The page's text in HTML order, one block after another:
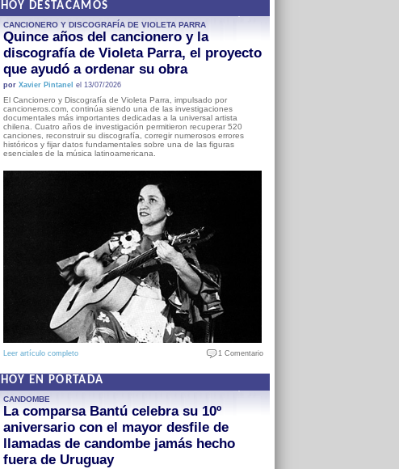
HOY DESTACAMOS
CANCIONERO Y DISCOGRAFÍA DE VIOLETA PARRA
Quince años del cancionero y la
discografía de Violeta Parra, el proyecto
que ayudó a ordenar su obra
por Xavier Pintanel el 13/07/2026
El Cancionero y Discografía de Violeta Parra, impulsado por
cancioneros.com, continúa siendo una de las investigaciones
documentales más importantes dedicadas a la universal artista
chilena. Cuatro años de investigación permitieron recuperar 520
canciones, reconstruir su discografía, corregir numerosos errores
históricos y fijar datos fundamentales sobre una de las figuras
esenciales de la música latinoamericana.
Leer artículo completo 1 Comentario
HOY EN PORTADA
CANDOMBE
La comparsa Bantú celebra su 10º
aniversario con el mayor desfile de
llamadas de candombe jamás hecho
fuera de Uruguay